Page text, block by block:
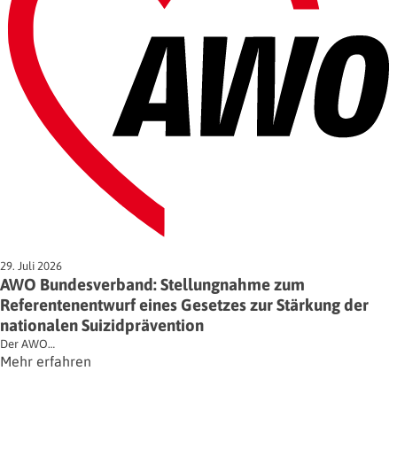
29. Juli 2026
AWO Bundesverband: Stellungnahme zum
Referentenentwurf eines Gesetzes zur Stärkung der
nationalen Suizidprävention
Der AWO…
Mehr erfahren